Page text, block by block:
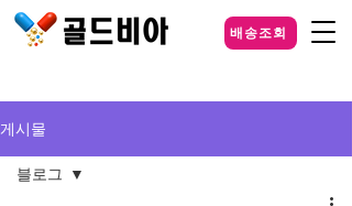
배송조회
게시물
블로그